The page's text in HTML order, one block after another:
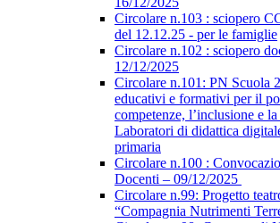
Circolare n.103 : sciopero
del 12.12.25 - per le famiglie
Circolare n.102 : sciopero
12/12/2025
Circolare n.101: PN Scuola
educativi e formativi per il
competenze, l’inclusione e
Laboratori di didattica
primaria
Circolare n.100 :
Docenti – 09/12/2025
Circolare n.99: Progetto
“Compagnia Nutrimenti